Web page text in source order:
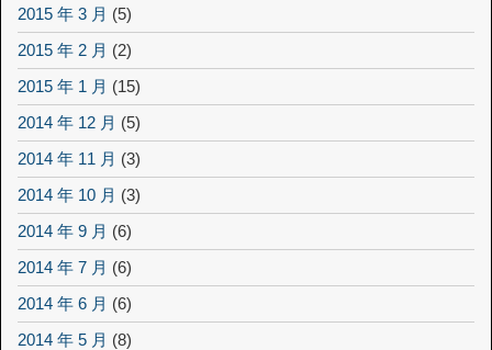
2015 年 3 月 (5)
2015 年 2 月 (2)
2015 年 1 月 (15)
2014 年 12 月 (5)
2014 年 11 月 (3)
2014 年 10 月 (3)
2014 年 9 月 (6)
2014 年 7 月 (6)
2014 年 6 月 (6)
2014 年 5 月 (8)